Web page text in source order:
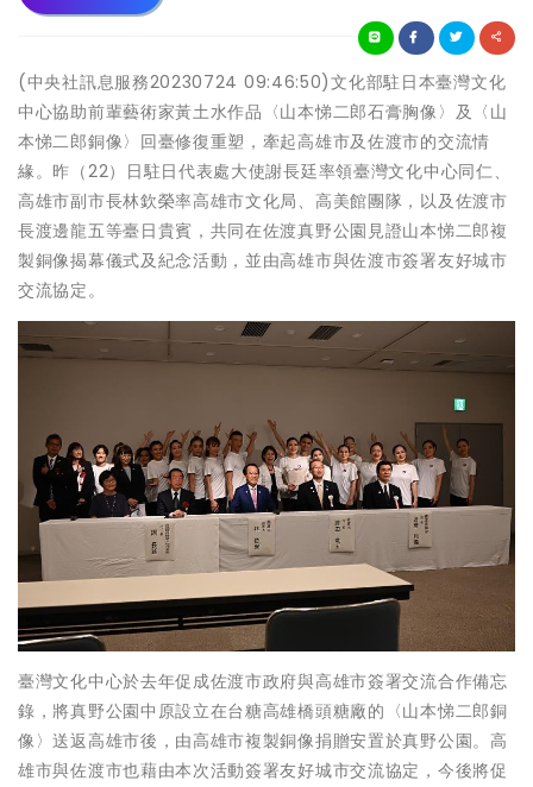
(中央社訊息服務20230724 09:46:50)文化部駐日本臺灣文化
中心協助前輩藝術家黃土水作品〈山本悌二郎石膏胸像〉及〈山
本悌二郎銅像〉回臺修復重塑，牽起高雄市及佐渡市的交流情
緣。昨（22）日駐日代表處大使謝長廷率領臺灣文化中心同仁、
高雄市副市長林欽榮率高雄市文化局、高美館團隊，以及佐渡市
長渡邊龍五等臺日貴賓，共同在佐渡真野公園見證山本悌二郎複
製銅像揭幕儀式及紀念活動，並由高雄市與佐渡市簽署友好城市
交流協定。
臺灣文化中心於去年促成佐渡市政府與高雄市簽署交流合作備忘
錄，將真野公園中原設立在台糖高雄橋頭糖廠的〈山本悌二郎銅
像〉送返高雄市後，由高雄市複製銅像捐贈安置於真野公園。高
雄市與佐渡市也藉由本次活動簽署友好城市交流協定，今後將促